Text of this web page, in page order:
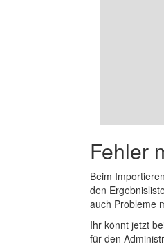
Fehler
Beim
den
auch Probleme
Ihr könnt jetzt
für den